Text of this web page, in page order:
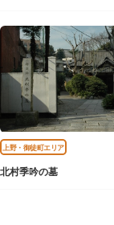
上野・御徒町エリア
北村季吟の墓